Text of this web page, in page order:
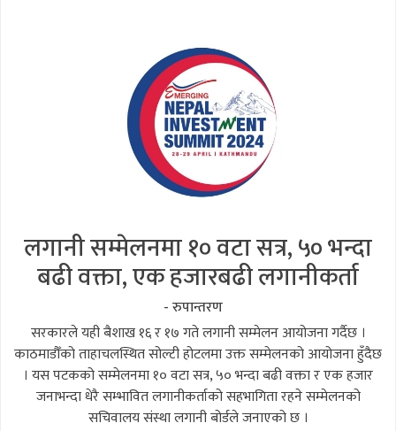
लगानी सम्मेलनमा १० वटा सत्र, ५० भन्दा
बढी वक्ता, एक हजारबढी लगानीकर्ता
- रुपान्तरण
सरकारले यही बैशाख १६ र १७ गते लगानी सम्मेलन आयोजना गर्दैछ ।
काठमाडौँको ताहाचलस्थित सोल्टी होटलमा उक्त सम्मेलनको आयोजना हुँदैछ
। यस पटकको सम्मेलनमा १० वटा सत्र, ५० भन्दा बढी वक्ता र एक हजार
जनाभन्दा धेरै सम्भावित लगानीकर्ताको सहभागिता रहने सम्मेलनको
सचिवालय संस्था लगानी बोर्डले जनाएको छ ।